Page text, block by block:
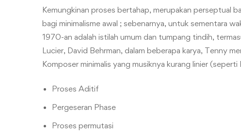
Kemungkinan proses bertahap, merupakan perseptual
bagi minimalisme awal ; sebenarnya, untuk sementara
1970-an adalah istilah umum dan tumpang tindih,
Lucier, David Behrman, dalam beberapa karya, Tenny
Komposer minimalis yang musiknya kurang linier
Proses Aditif
Pergeseran Phase
Proses permutasi